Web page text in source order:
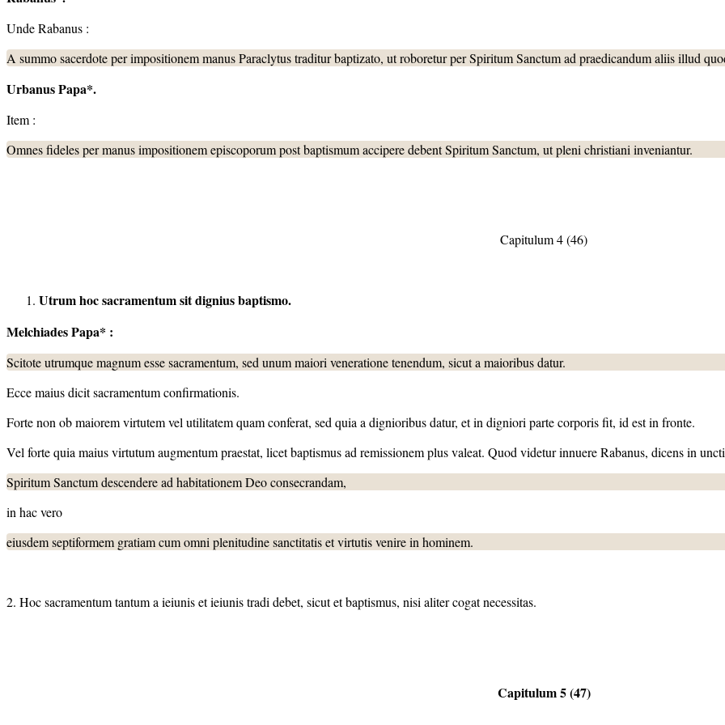
Unde Rabanus :
A summo sacerdote per impositionem manus Paraclytus traditur baptizato, ut roboretur per Spiritum Sanctum ad praedicandum aliis illud
Urbanus Papa*.
Item :
Omnes fideles per manus impositionem episcoporum post baptismum accipere debent Spiritum Sanctum, ut pleni christiani inveniantur.
Capitulum 4 (46)
Utrum hoc sacramentum sit dignius baptismo.
MelchiadesPapa* :
Scitote utrumque magnum esse sacramentum, sed unum maiori veneratione tenendum, sicut a maioribus datur.
Ecce maius dicit sacramentum confirmationis.
Forte non ob maiorem virtutem vel utilitatem quam conferat, sed quia a dignioribus datur, et in digniori parte corporis fit, id est in fronte.
Vel forte quia maius virtutum augmentum praestat, licet baptismus ad remissionem plus valeat. Quod videtur innuere Rabanus, dicens in
Spiritum Sanctum descendere ad habitationem Deo consecrandam,
in hac vero
eiusdem septiformem gratiam cum omni plenitudine sanctitatis et virtutis venire in hominem.
2. Hoc sacramentum tantum a ieiunis et ieiunis tradi debet, sicut et baptismus, nisi aliter cogat necessitas.
Capitulum 5 (47)